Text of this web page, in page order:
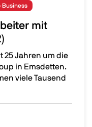
Business
mit
25 Jahren um die
in Emsdetten.
viele Tausend
Parallels Desktop (Teil